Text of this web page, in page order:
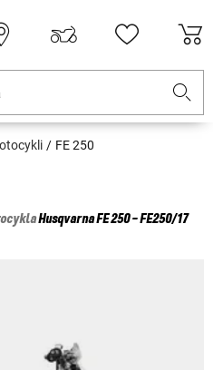
FE 250
HusqvarnaFE 250 - FE250/17